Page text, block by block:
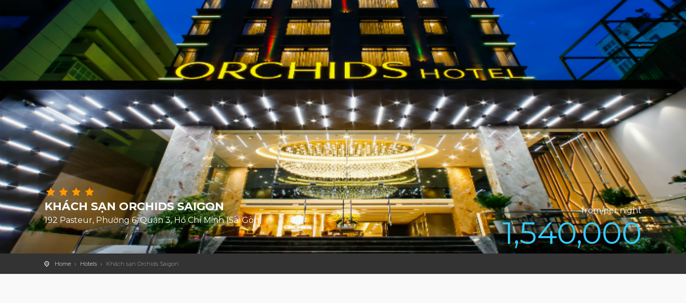
KHÁCH SẠN ORCHIDS SAIGON
192 Pasteur, Phường 6, Quận 3, Hồ Chí Minh (Sài Gòn)
from/per night
1,540,000
Home Hotels Khách sạn Orchids Saigon